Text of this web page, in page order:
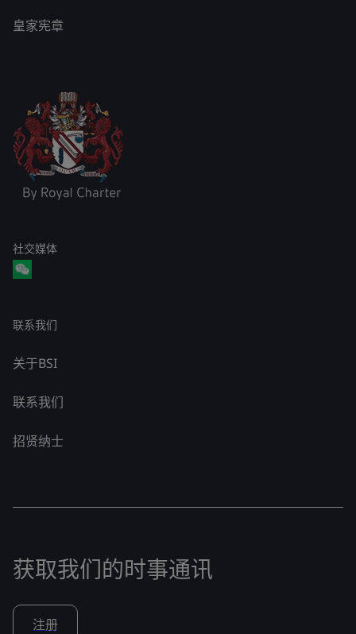
皇家宪章
社交媒体
联系我们
关于BSI
联系我们
招贤纳士
获取我们的时事通讯
注册